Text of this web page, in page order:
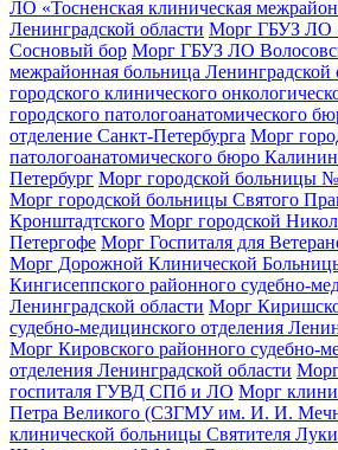
ЛО «Тосненская клиническая
Ленинградской области Морг ГБУЗ
Сосновый бор Морг ГБУЗ ЛО
межрайонная больница Ленинградской
городского клинического
городского патологоанатомического
отделение Санкт-Петербурга Морг
патологоанатомического бюро
Петербург Морг городской больницы
Морг городской больницы Святого
Кронштадтского Морг городской
Петергофе Морг Госпиталя для
Морг Дорожной Клинической
Кингисеппского районного судебно-
Ленинградской области Морг
судебно-медицинского отделения
Морг Кировского районного судебно-
отделения Ленинградской области
госпиталя ГУВД СПб и ЛО Морг
Петра Великого (СЗГМУ им. И. И.
клинической больницы Святителя Луки